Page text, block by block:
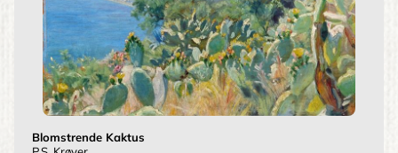
Blomstrende Kaktus